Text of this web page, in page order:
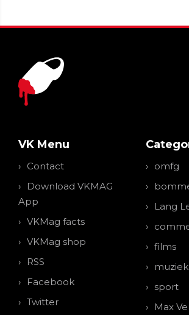
VK Menu
Contact
Download VKMAG
App
VKMag facts
VKMag shop
RSS
Facebook
Twitter
omfg
Lang
films
muziek
sport
Max